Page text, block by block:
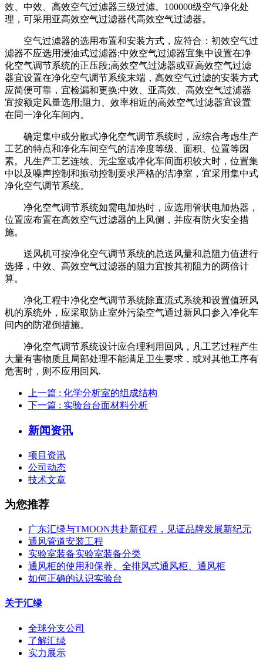
效、中效、高效空气过滤器三级过滤。100000级空气净化处
理，可采用亚高效空气过滤器代高效空气过滤器。
空气过滤器的选用布置和安装方式，应符合：初效空气过
滤器不应选用浸油式过滤器;中效空气过滤器宜集中设置在净
化空气调节系统的正压段;高效空气过滤器或亚高效空气过滤
器宜设置在净化空气调节系统末端，高效空气过滤的安装方式
应简便可靠，宜检漏和更换;中效、亚高效、高效空气过滤器
宜按额定风量选用;阻力、效率相近的高效空气过滤器宜设置
在同一净化车间内。
确定集中或分散式净化空气调节系统时，应综合考虑生产
工艺的特点和净化车间空气的洁净度等级、面积、位置等因
素。凡生产工艺连续、无尘室或净化车间面积较大时，位置集
中以及噪声控制和振动控制要求严格的洁净室，宜采用集中式
净化空气调节系统。
净化空气调节系统如需电加热时，应选用管状电加热器，
位置应布置在高效空气过滤器的上风侧，并应有防火安全措
施。
送风机可按净化空气调节系统的总送风量和总阻力值进行
选择，中效、高效空气过滤器的阻力宜按其初阻力的两倍计
算。
净化工程中净化空气调节系统除直流式系统和设置值班风
机的系统外，应采取防止室外污染空气通过新风口参入净化车
间内的防灌倒措施。
净化空气调节系统设计应合理利用回风，凡工艺过程产生
大量有害物质且局部处理不能满足卫生要求，或对其他工序有
危害时，则不应用回风.
上一篇 : 化学分析室的组成结构
下一篇 : 实验台台面材料分析
新闻资讯
项目资讯
公司动态
技术文章
为您推荐
广东汇绿与TMOON共赴新征程，见证品牌发展新纪元
通风管道安装工程
实验室装备实验室装备分类
通风柜的使用和保养、全排风式通风柜、通风柜
如何正确的认识实验台
关于汇绿
全球分支公司
了解汇绿
实力展示